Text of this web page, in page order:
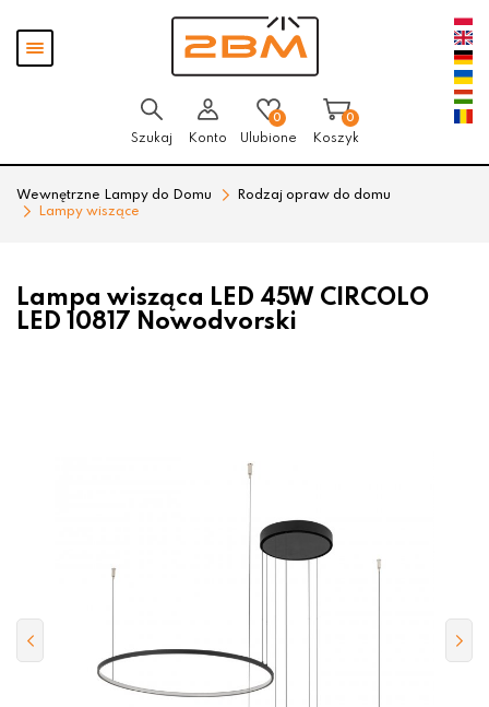
Pokaż
menu
Szukaj Konto
0
Ulubione
0
Koszyk
Wewnętrzne Lampy do Domu
Rodzaj opraw do domu
Lampy wiszące
Lampa wisząca LED 45W CIRCOLO
LED 10817 Nowodvorski